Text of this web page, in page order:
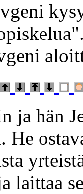
ja hän
He
laittaa